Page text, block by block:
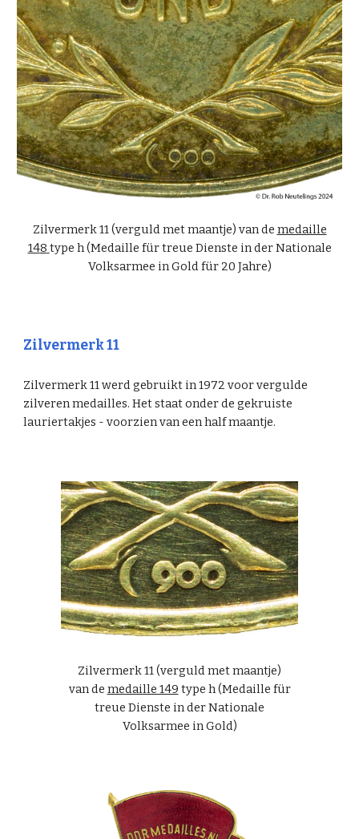
Zilvermerk 11 (verguld met maantje) van de medaille
148 type h (Medaille für treue Dienste in der Nationale
Volksarmee in Gold für 20 Jahre)
Zilvermerk 11
Zilvermerk 11 werd gebruikt in 1972 voor vergulde
zilveren medailles. Het staat onder de gekruiste
lauriertakjes - voorzien van een half maantje.
Zilvermerk 11 (verguld met maantje)
van de medaille 149 type h (Medaille für
treue Dienste in der Nationale
Volksarmee in Gold)